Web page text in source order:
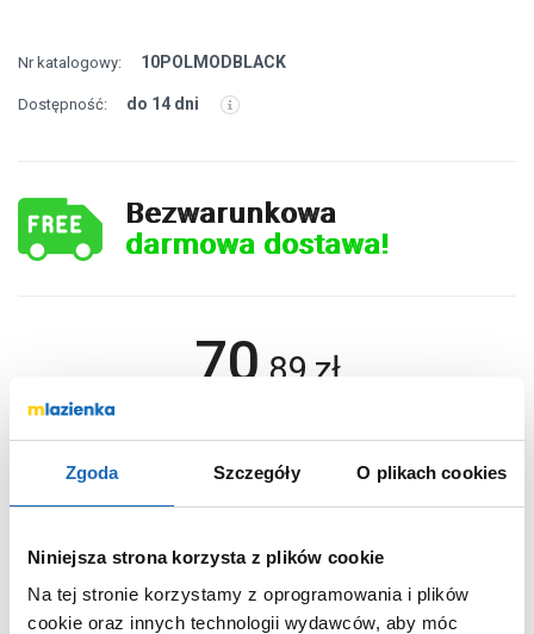
Zgoda Szczegóły O plikach cookies
Niniejsza strona korzysta z plików cookie
Na tej stronie korzystamy z oprogramowania i plików
cookie oraz innych technologii wydawców, aby móc
Nr katalogowy: 10POLMODBLACK
Dostępność: do 14 dni
Bezwarunkowa
darmowa dostawa!
70 89 zł
DO KOSZYKA
Chcesz zamówić telefonicznie?